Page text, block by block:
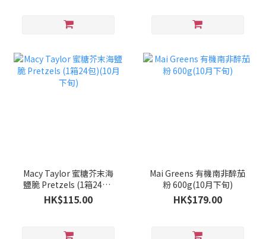
Macy Taylor 蜜糖芥末海
鹽脆 Pretzels (1箱24包)
(10月下旬)
HK$115.00
Mai Greens 有機南非醉茄
粉 600g(10月下旬)
HK$179.00